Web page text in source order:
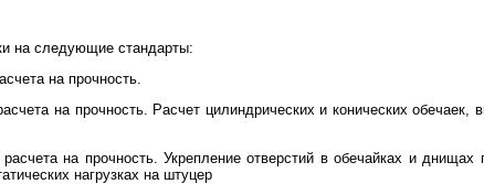
на следующие стандарты:
на прочность.
на прочность. Расчет цилиндрических и конических обечаек,
на прочность. Укрепление отверстий в обечайках и днищах
нагрузках на штуцер